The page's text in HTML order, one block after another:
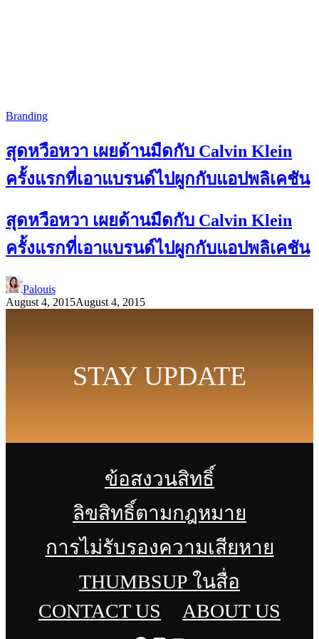
Branding
สุดหวือหวา เผยด้านมืดกับ Calvin Klein
ครั้งแรกที่เอาแบรนด์ไปผูกกับแอปพลิเคชัน
สุดหวือหวา เผยด้านมืดกับ Calvin Klein
ครั้งแรกที่เอาแบรนด์ไปผูกกับแอปพลิเคชัน
Palouis
August 4, 2015August 4, 2015
STAY UPDATE
ข้อสงวนสิทธิ์
ลิขสิทธิ์ตามกฎหมาย
การไม่รับรองความเสียหาย
THUMBSUP ในสื่อ
CONTACT US
ABOUT US